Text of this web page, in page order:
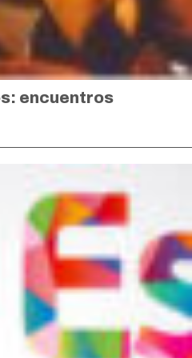
encuentros